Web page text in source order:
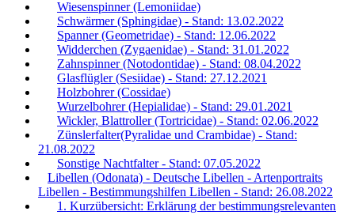
Wiesenspinner (Lemoniidae)
Schwärmer (Sphingidae) - Stand: 13.02.2022
Spanner (Geometridae) - Stand: 12.06.2022
Widderchen (Zygaenidae) - Stand: 31.01.2022
Zahnspinner (Notodontidae) - Stand: 08.04.2022
Glasflügler (Sesiidae) - Stand: 27.12.2021
Holzbohrer (Cossidae)
Wurzelbohrer (Hepialidae) - Stand: 29.01.2021
Wickler, Blattroller (Tortricidae) - Stand: 02.06.2022
Zünslerfalter(Pyralidae und Crambidae) - Stand:
21.08.2022
Sonstige Nachtfalter - Stand: 07.05.2022
Libellen (Odonata) - Deutsche Libellen - Artenportraits
Libellen - Bestimmungshilfen Libellen - Stand: 26.08.2022
1. Kurzübersicht: Erklärung der bestimmungsrelevanten